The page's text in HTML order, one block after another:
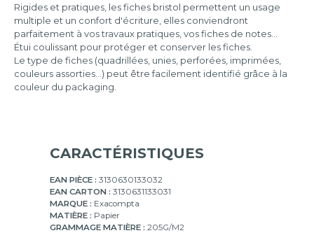
125x200
mm
148x210
mm
210x297
Uni
perforé
Rigides et pratiques, les fiches bristol permettent un usage
multiple et un confort d'écriture, elles conviendront
parfaitement à vos travaux pratiques, vos fiches de notes...
Étui coulissant pour protéger et conserver les fiches.
Le type de fiches (quadrillées, unies, perforées, imprimées,
couleurs assorties...) peut être facilement identifié grâce à la
couleur du packaging.
CARACTÉRISTIQUES
EAN PIÈCE : 3130630133032
EAN CARTON : 3130631133031
MARQUE : Exacompta
MATIÈRE : Papier
GRAMMAGE MATIÈRE : 205G/M2